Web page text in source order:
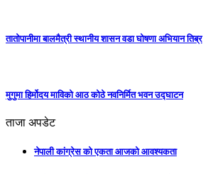
तातोपानीमा बालमैत्री स्थानीय शासन वडा घोषणा अभियान तिब्र
मुगुमा हिर्मोदय माविको आठ कोठे नवनिर्मित भवन उद्घाटन
ताजा अपडेट
नेपाली कांग्रेस को एकता आजको आवश्यकता